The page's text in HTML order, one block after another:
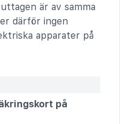
är av samma
därför ingen
apparater på
på